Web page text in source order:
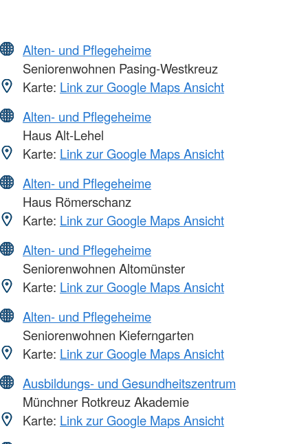
Alten- und Pflegeheime
Seniorenwohnen Pasing-Westkreuz
Karte: Link zur Google Maps Ansicht
Alten- und Pflegeheime
Haus Alt-Lehel
Karte: Link zur Google Maps Ansicht
Alten- und Pflegeheime
Haus Römerschanz
Karte: Link zur Google Maps Ansicht
Alten- und Pflegeheime
Seniorenwohnen Altomünster
Karte: Link zur Google Maps Ansicht
Alten- und Pflegeheime
Seniorenwohnen Kieferngarten
Karte: Link zur Google Maps Ansicht
Ausbildungs- und Gesundheitszentrum
Münchner Rotkreuz Akademie
Karte: Link zur Google Maps Ansicht